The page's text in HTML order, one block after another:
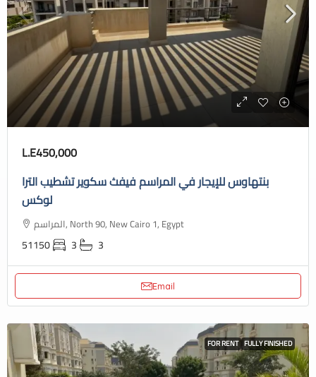
L.E450,000
بنتهاوس للإيجار في المراسم فيفث سكوير تشطيب الترا
لوكس
المراسم, North 90, New Cairo 1, Egypt
51150 3 3
Email
FOR RENT FULLY FINISHED